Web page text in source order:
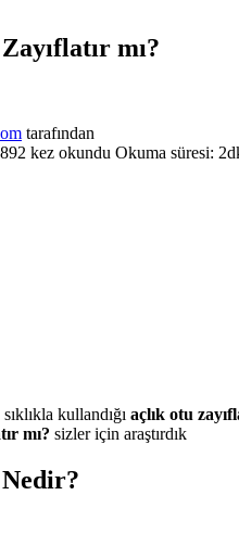
mı?
tarafından
kez okundu Okuma süresi:
kullandığı açlık otu
mı? sizler için araştırdık